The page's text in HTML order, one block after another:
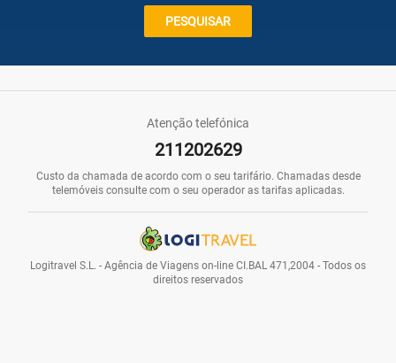
PESQUISAR
Atenção telefónica
211202629
Custo da chamada de acordo com o seu tarifário. Chamadas desde
telemóveis consulte com o seu operador as tarifas aplicadas.
Logitravel S.L. - Agência de Viagens on-line CI.BAL 471,2004 - Todos os
direitos reservados